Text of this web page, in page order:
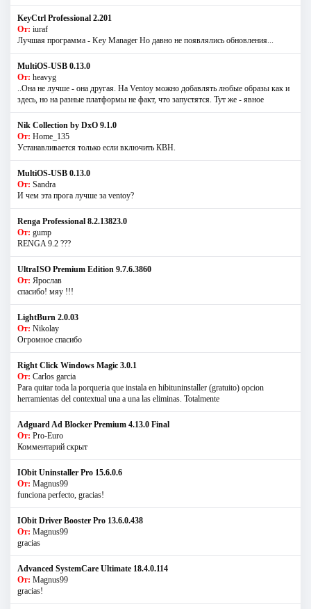
KeyCtrl Professional 2.201
От: iuraf
Лучшая программа - Key Manager Но давно не появлялись обновления...
MultiOS-USB 0.13.0
От: heavyg
..Она не лучше - она другая. На Ventoy можно добавлять любые образы как и
здесь, но на разные платформы не факт, что запустятся. Тут же - явное
Nik Collection by DxO 9.1.0
От: Home_135
Устанавливается только если включить КВН.
MultiOS-USB 0.13.0
От: Sandra
И чем эта прога лучше за ventoy?
Renga Professional 8.2.13823.0
От: gump
RENGA 9.2 ???
UltraISO Premium Edition 9.7.6.3860
От: Ярослав
спасибо! мяу !!!
LightBurn 2.0.03
От: Nikolay
Огромное спасибо
Right Click Windows Magic 3.0.1
От: Carlos garcia
Para quitar toda la porqueria que instala en hibituninstaller (gratuito) opcion
herramientas del contextual una a una las eliminas. Totalmente
Adguard Ad Blocker Premium 4.13.0 Final
От: Pro-Euro
Комментарий скрыт
IObit Uninstaller Pro 15.6.0.6
От: Magnus99
funciona perfecto, gracias!
IObit Driver Booster Pro 13.6.0.438
От: Magnus99
gracias
Advanced SystemCare Ultimate 18.4.0.114
От: Magnus99
gracias!